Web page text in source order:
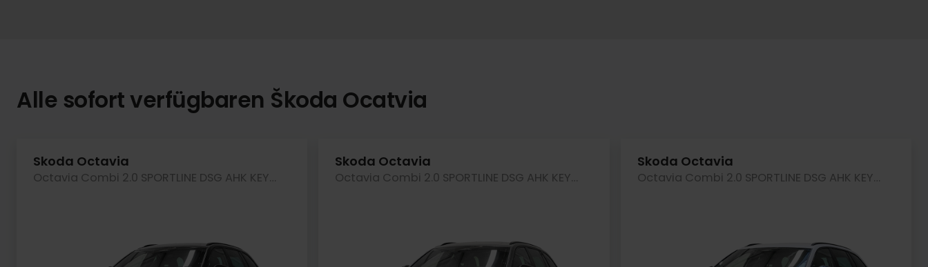
Alle sofort verfügbaren Škoda Ocatvia
Skoda Octavia
Octavia Combi 2.0 SPORTLINE DSG AHK KEYLESS LM18
Skoda Octavia
Octavia Combi 2.0 SPORTLINE DSG AHK KEYLESS LM18
Skoda Octavia
Octavia Combi 2.0 SPORTLINE DSG AHK KEYLESS LM18